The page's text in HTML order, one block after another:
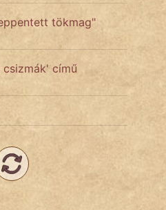
tökmag"
című